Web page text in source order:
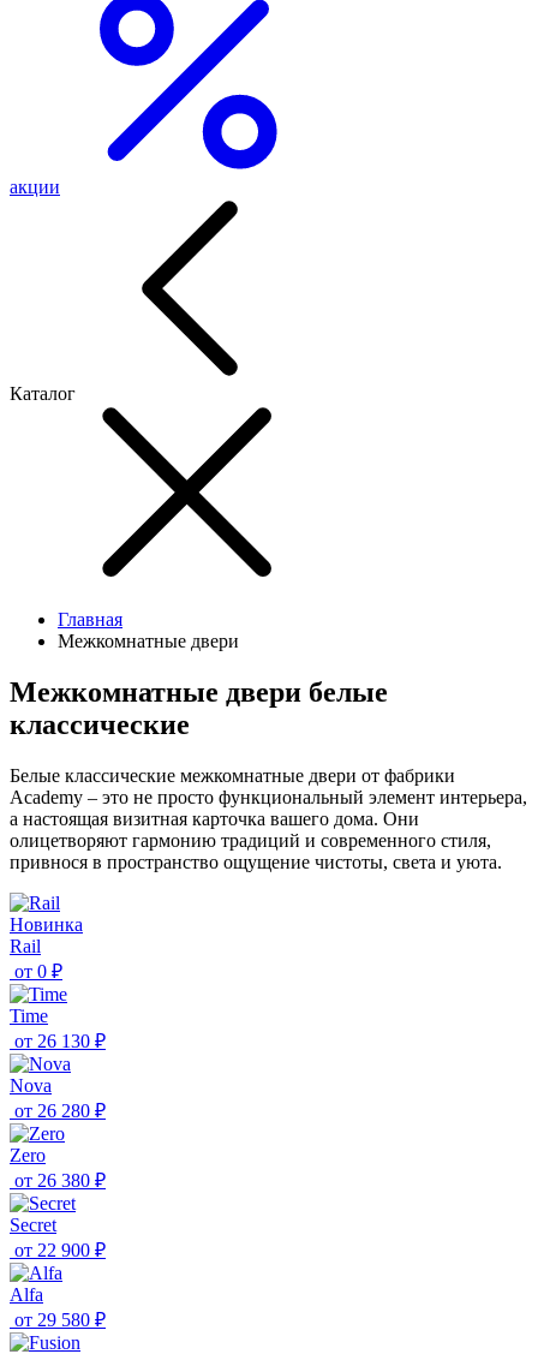
акции
Каталог
Главная
Межкомнатные двери
Межкомнатные двери белые
классические
Белые классические межкомнатные двери от фабрики
Academy – это не просто функциональный элемент интерьера,
а настоящая визитная карточка вашего дома. Они
олицетворяют гармонию традиций и современного стиля,
привнося в пространство ощущение чистоты, света и уюта.
Новинка
Rail
от 0 ₽
Time
от 26 130 ₽
Nova
от 26 280 ₽
Zero
от 26 380 ₽
Secret
от 22 900 ₽
Alfa
от 29 580 ₽